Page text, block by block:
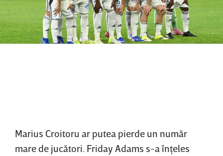
Marius Croitoru ar putea pierde un număr
mare de jucători. Friday Adams s-a înţeles